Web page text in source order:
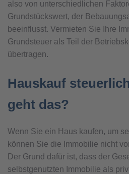
also von unterschiedlichen
Grundstückswert, der
beeinflusst. Vermieten Sie Ihre
Grundsteuer als Teil der
übertragen.
Hauskauf
geht das?
Wenn Sie ein Haus kaufen, um
können Sie die Immobilie nicht
Der Grund dafür ist, dass der
selbstgenutzten Immobilie als